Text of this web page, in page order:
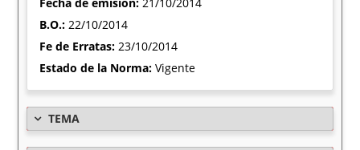
B.O.:22/10/2014
Fe de Erratas:23/10/2014
Estado de la Norma:Vigente
TEMA